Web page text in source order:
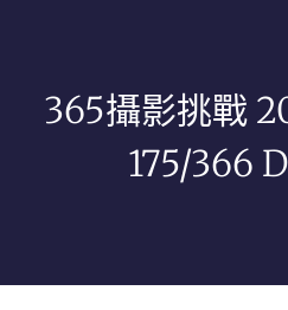
365攝影挑戰
175/366